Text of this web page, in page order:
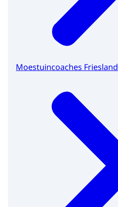
Moestuincoaches Friesland